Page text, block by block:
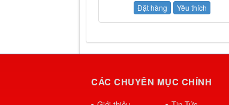
Đặt hàng Yêu thích
CÁC CHUYÊN MỤC CHÍNH